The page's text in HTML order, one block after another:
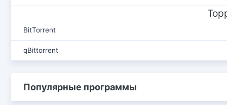
BitTorrent
qBittorrent
Популярные программы